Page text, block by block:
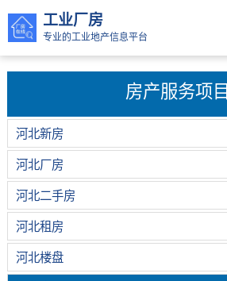
工业厂房
专业的工业地产信息平台
房产服务项目
河北新房
河北厂房
河北二手房
河北租房
河北楼盘